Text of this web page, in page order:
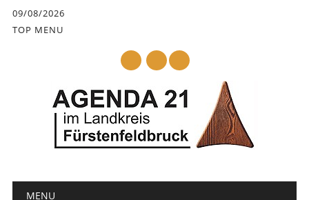
springen
09/08/2026
TOP MENU
Hauptmenü
Abbrechen
MENU